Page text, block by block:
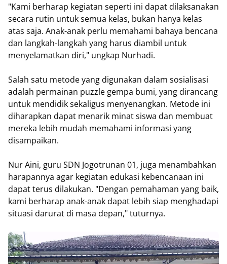
"Kami berharap kegiatan seperti ini dapat dilaksanakan
secara rutin untuk semua kelas, bukan hanya kelas
atas saja. Anak-anak perlu memahami bahaya bencana
dan langkah-langkah yang harus diambil untuk
menyelamatkan diri," ungkap Nurhadi.
Salah satu metode yang digunakan dalam sosialisasi
adalah permainan puzzle gempa bumi, yang dirancang
untuk mendidik sekaligus menyenangkan. Metode ini
diharapkan dapat menarik minat siswa dan membuat
mereka lebih mudah memahami informasi yang
disampaikan.
Nur Aini, guru SDN Jogotrunan 01, juga menambahkan
harapannya agar kegiatan edukasi kebencanaan ini
dapat terus dilakukan. "Dengan pemahaman yang baik,
kami berharap anak-anak dapat lebih siap menghadapi
situasi darurat di masa depan," tuturnya.